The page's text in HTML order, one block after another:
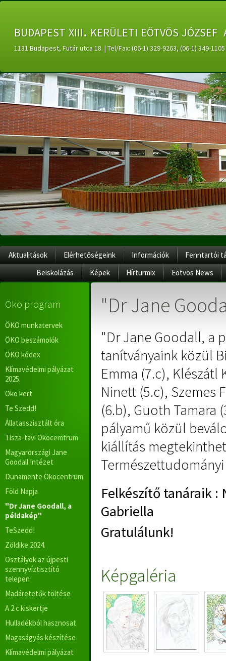
budapest xiii. kerületi eötvös
1131 Budapest, Futár utca 18. | Tel/Fax: (06-1) 329-9263, (06-1) 349-
Aktualitások Elérhetőségeink Információk
Fenntartói
Beiskolázás
Képek Hírturmix Eötvös News
Öko program
ÖKO munkatervek
ÖKO beszámolók
ÖKO kódex
Klímavédelmi pályázat
2025.
Öko kert
Te Szedd!
Állatasszisztált óra
Tisza-tavi Ökocemtrum
Magyarországi Jane
Goodall Intézet
Dunamente Ökocentrum
Föld Napja
"Dr Jane Goodall, a
példakép"
TeSzedd!
Zöldike 2024.
Osztályok az újpesti
szennyvíztisztító
telepen
Madáretetők töltése
A 2.c kiskertje
Hulladékból hasznosat
Magaságyás készítése
Klímavédelmi pályázat
"Dr Jane
"Dr Jane Goodall, a
tanítványaink közül
Emma (7.c), Klészátl
Ninett (5.c), Szemes
(6.b), Guoth Tamara
pályamű közül
kiállítás
Felkészítő tanáraik :
Gabriella
Gratulálunk!
Képgaléria